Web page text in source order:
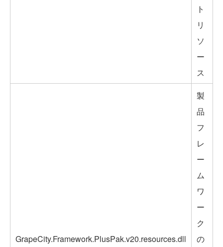
ト
リ
ソ
ー
ス
GrapeCity.Framework.PlusPak.v20.resources.dll
製
品
フ
レ
ー
ム
ワ
ー
ク
の